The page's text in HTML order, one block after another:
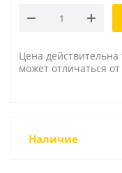
Цена
может отличаться
Наличие